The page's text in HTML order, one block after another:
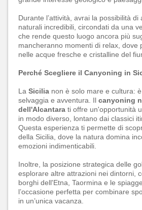
Durante l’attività, avrai la possibilità
naturali incredibili, circondati da una
che rende questo luogo ancora più
mancheranno momenti di relax, dove
nelle acque fresche e cristalline del
Perché Scegliere il Canyoning in
La Sicilia non è solo mare e cultura:
selvaggia e avventura. Il canyoning
dell'Alcantara ti offre un'opportunità
in modo diverso, lontano dai classici
Questa esperienza ti permette di
della Sicilia, dove la natura domina
emozioni indimenticabili.
Inoltre, la posizione strategica delle
esplorare altre attrazioni nei dintorni,
borghi dell'Etna, Taormina e le
l’occasione perfetta per combinare
in un’unica vacanza.